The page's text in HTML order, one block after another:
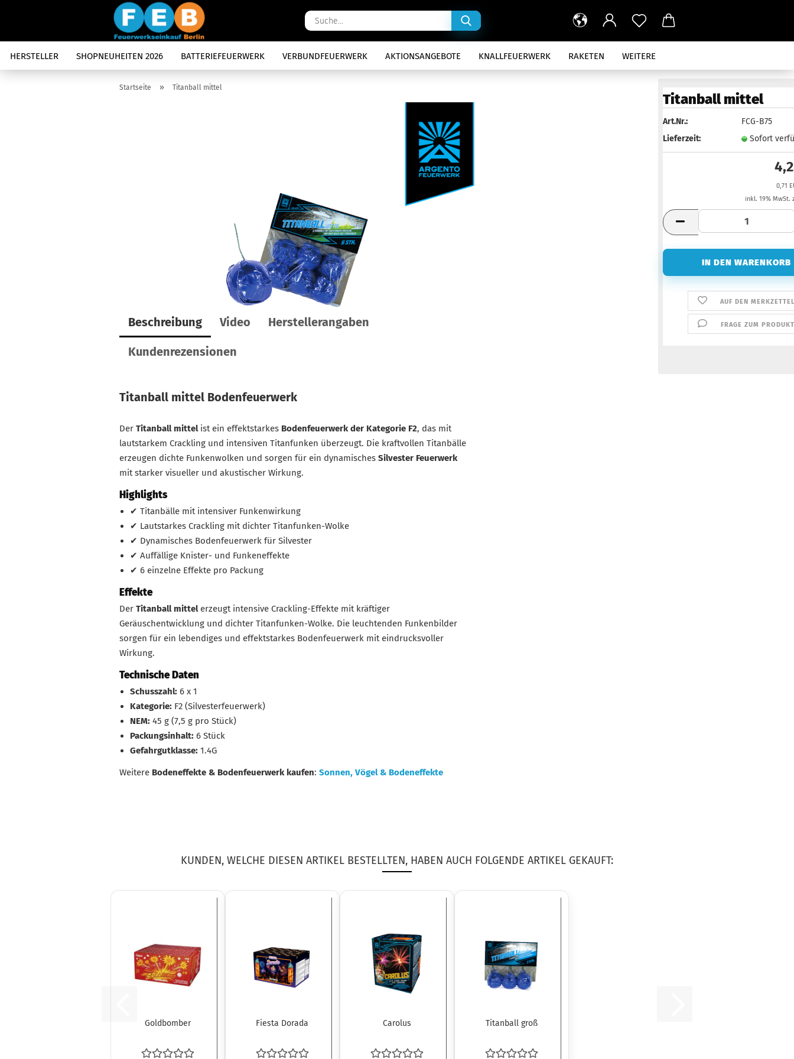
Suche...
HERSTELLER SHOPNEUHEITEN 2026 BATTERIEFEUERWERK VERBUNDFEUERWERK AKTIONSANGEBOTE KNALLFEUERWERK RAKETEN WEITERE
Startseite » Titanball mittel
Titanball mittel
Art.Nr.:
FCG-B75
Lieferzeit:
Sofort
0,71
inkl. 19% MwSt.
AUF DEN
FRAGE ZUM PRODUKT
Beschreibung Video Herstellerangaben
Kundenrezensionen
Titanball mittel Bodenfeuerwerk
Der Titanball mittelist ein effektstarkes Bodenfeuerwerk der Kategorie F2, das mit
lautstarkem Crackling und intensiven Titanfunken überzeugt. Die kraftvollen Titanbälle
erzeugen dichte Funkenwolken und sorgen für ein dynamisches Silvester Feuerwerk
mit starker visueller und akustischer Wirkung.
Highlights
✔ Titanbälle mit intensiver Funkenwirkung
✔ Lautstarkes Crackling mit dichter Titanfunken-Wolke
✔ Dynamisches Bodenfeuerwerk für Silvester
✔ Auffällige Knister- und Funkeneffekte
✔ 6 einzelne Effekte pro Packung
Effekte
Der Titanball mittelerzeugt intensive Crackling-Effekte mit kräftiger
Geräuschentwicklung und dichter Titanfunken-Wolke. Die leuchtenden Funkenbilder
sorgen für ein lebendiges und effektstarkes Bodenfeuerwerk mit eindrucksvoller
Wirkung.
Technische Daten
Schusszahl: 6 x 1
Kategorie: F2 (Silvesterfeuerwerk)
NEM: 45 g (7,5 g pro Stück)
Packungsinhalt: 6 Stück
Gefahrgutklasse: 1.4G
Weitere Bodeneffekte & Bodenfeuerwerk kaufen: Sonnen, Vögel & Bodeneffekte
KUNDEN, WELCHE DIESEN ARTIKEL BESTELLTEN, HABEN AUCH FOLGENDE ARTIKEL GEKAUFT:
Goldbomber Fiesta Dorada Carolus Titanball groß